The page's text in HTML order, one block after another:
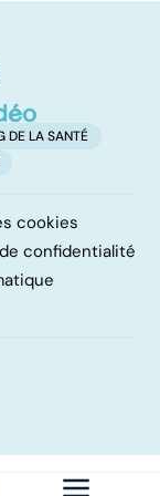
DE LA SANTÉ
cookies
confidentialité